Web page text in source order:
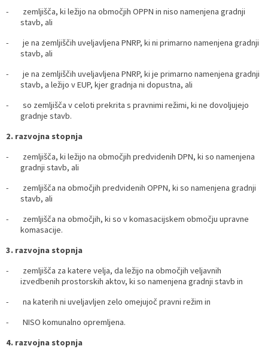
- zemljišča, ki ležijo na območjih OPPN in niso namenjena gradnji
stavb, ali
- je na zemljiščih uveljavljena PNRP, ki ni primarno namenjena gradnji
stavb, ali
- je na zemljiščih uveljavljena PNRP, ki je primarno namenjena gradnji
stavb, a ležijo v EUP, kjer gradnja ni dopustna, ali
- so zemljišča v celoti prekrita s pravnimi režimi, ki ne dovoljujejo
gradnje stavb.
2. razvojna stopnja
- zemljišča, ki ležijo na območjih predvidenih DPN, ki so namenjena
gradnji stavb, ali
- zemljišča na območjih predvidenih OPPN, ki so namenjena gradnji
stavb, ali
- zemljišča na območjih, ki so v komasacijskem območju upravne
komasacije.
3. razvojna stopnja
- zemljišča za katere velja, da ležijo na območjih veljavnih
izvedbenih prostorskih aktov, ki so namenjena gradnji stavb in
- na katerih ni uveljavljen zelo omejujoč pravni režim in
- NISO komunalno opremljena.
4. razvojna stopnja